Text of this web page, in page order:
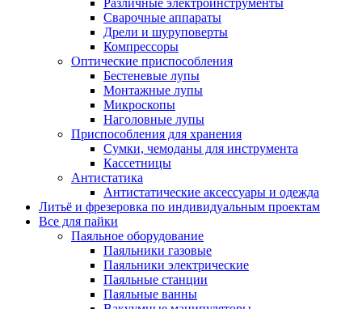
Сварочные аппараты
Дрели и шуруповерты
Компрессоры
Оптические приспособления
Бестеневые лупы
Монтажные лупы
Микроскопы
Наголовные лупы
Приспособления для хранения
Сумки, чемоданы для инструмента
Кассетницы
Антистатика
Антистатические аксессуары и одежда
Литьё и фрезеровка по индивидуальным проектам
Все для пайки
Паяльное оборудование
Паяльники газовые
Паяльники электрические
Паяльные станции
Паяльные ванны